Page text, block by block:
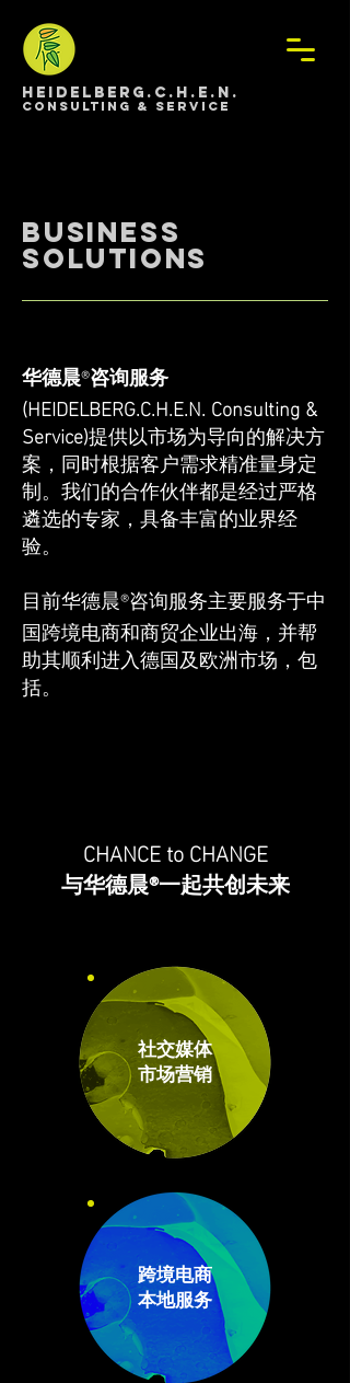
HEIDELBERG.C.H.E.N.
Consulting & Service
Business
Solutions
华德晨®咨询服务
(HEIDELBERG.C.H.E.N. Consulting &
Service)提供以市场为导向的解决方
案，同时根据客户需求精准量身定
制。我们的合作伙伴都是经过严格
遴选的专家，具备丰富的业界经
验。
目前华德晨®咨询服务主要服务于中
国跨境电商和商贸企业出海，并帮
助其顺利进入德国及欧洲市场，包
括。
CHANCE to CHANGE
与华德晨®一起共创未来
社交媒体
市场营销
跨境电商
​本地服务